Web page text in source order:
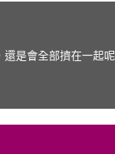
是會全部擠在一起